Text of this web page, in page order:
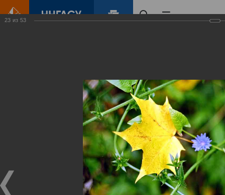
Виртуальные
выставки
(фотоальбомы)
23 из 53